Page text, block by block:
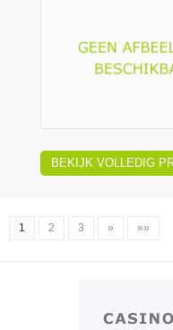
BEKIJK VOLLEDIG
1 2 3 » »»